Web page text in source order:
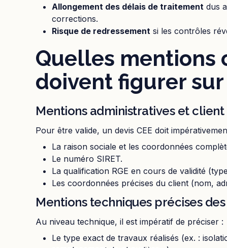
Allongement des délais de traitement dus
corrections.
Risque de redressement si les contrôles
Quelles mentions
doivent figurer sur
Mentions administratives et client
Pour être valide, un devis CEE doit
La raison sociale et les coordonnées
Le numéro SIRET.
La qualification RGE en cours de validité
Les coordonnées précises du client (nom,
Mentions techniques précises
Au niveau technique, il est impératif de préciser :
Le type exact de travaux réalisés (ex. :